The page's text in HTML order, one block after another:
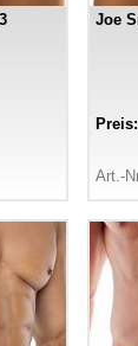
Joe
Art.-